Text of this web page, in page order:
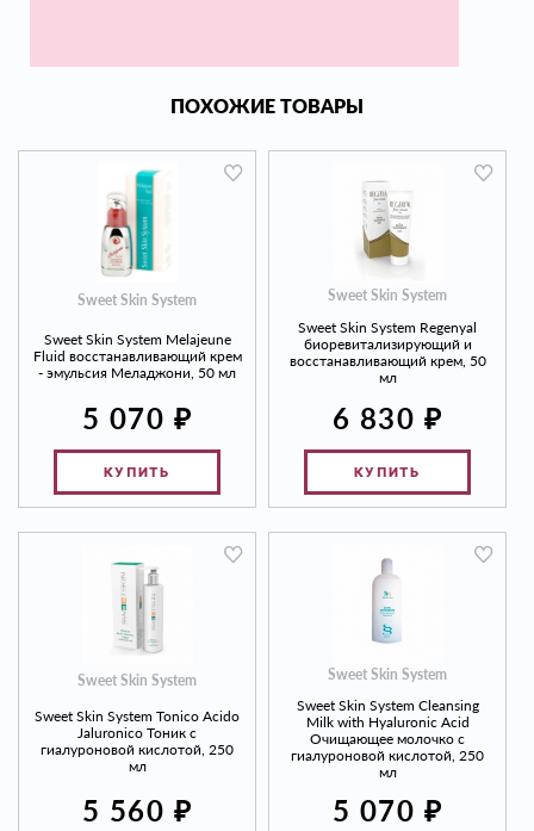
ПОХОЖИЕ ТОВАРЫ
Sweet Skin System
Sweet Skin System Melajeune
Fluid восстанавливающий крем
- эмульсия Меладжони, 50 мл
5 070 ₽
КУПИТЬ
Sweet Skin System
Sweet Skin System Regenyal
биоревитализирующий и
восстанавливающий крем, 50
мл
6 830 ₽
КУПИТЬ
Sweet Skin System
Sweet Skin System Tonico Acido
Jaluronico Тоник с
гиалуроновой кислотой, 250
мл
5 560 ₽
Sweet Skin System
Sweet Skin System Cleansing
Milk with Hyaluronic Acid
Очищающее молочко с
гиалуроновой кислотой, 250
мл
5 070 ₽